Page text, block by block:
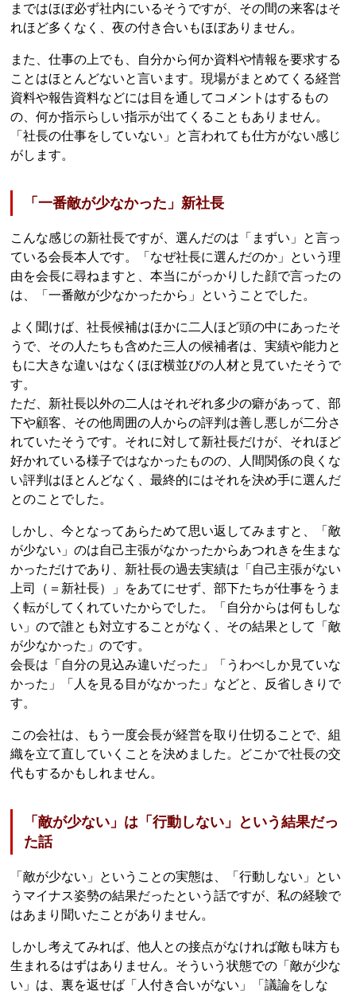
まではほぼ必ず社内にいるそうですが、その間の来客はそ
れほど多くなく、夜の付き合いもほぼありません。
また、仕事の上でも、自分から何か資料や情報を要求する
ことはほとんどないと言います。現場がまとめてくる経営
資料や報告資料などには目を通してコメントはするもの
の、何か指示らしい指示が出てくることもありません。
「社長の仕事をしていない」と言われても仕方がない感じ
がします。
「一番敵が少なかった」新社長
こんな感じの新社長ですが、選んだのは「まずい」と言っ
ている会長本人です。「なぜ社長に選んだのか」という理
由を会長に尋ねますと、本当にがっかりした顔で言ったの
は、「一番敵が少なかったから」ということでした。
よく聞けば、社長候補はほかに二人ほど頭の中にあったそ
うで、その人たちも含めた三人の候補者は、実績や能力と
もに大きな違いはなくほぼ横並びの人材と見ていたそうで
す。
ただ、新社長以外の二人はそれぞれ多少の癖があって、部
下や顧客、その他周囲の人からの評判は善し悪しが二分さ
れていたそうです。それに対して新社長だけが、それほど
好かれている様子ではなかったものの、人間関係の良くな
い評判はほとんどなく、最終的にはそれを決め手に選んだ
とのことでした。
しかし、今となってあらためて思い返してみますと、「敵
が少ない」のは自己主張がなかったからあつれきを生まな
かっただけであり、新社長の過去実績は「自己主張がない
上司（＝新社長）」をあてにせず、部下たちが仕事をうま
く転がしてくれていたからでした。「自分からは何もしな
い」ので誰とも対立することがなく、その結果として「敵
が少なかった」のです。
会長は「自分の見込み違いだった」「うわべしか見ていな
かった」「人を見る目がなかった」などと、反省しきりで
す。
この会社は、もう一度会長が経営を取り仕切ることで、組
織を立て直していくことを決めました。どこかで社長の交
代もするかもしれません。
「敵が少ない」は「行動しない」という結果だっ
た話
「敵が少ない」ということの実態は、「行動しない」とい
うマイナス姿勢の結果だったという話ですが、私の経験で
はあまり聞いたことがありません。
しかし考えてみれば、他人との接点がなければ敵も味方も
生まれるはずはありません。そういう状態での「敵が少な
い」は、裏を返せば「人付き合いがない」「議論をしな